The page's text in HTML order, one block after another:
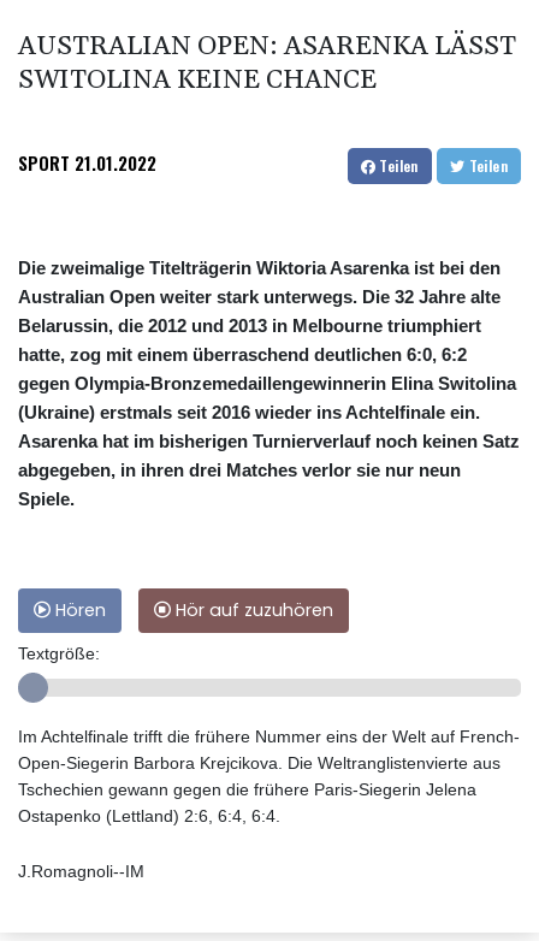
AUSTRALIAN OPEN: ASARENKA LÄSST
SWITOLINA KEINE CHANCE
SPORT 21.01.2022 Teilen Teilen
Die zweimalige Titelträgerin Wiktoria Asarenka ist bei den
Australian Open weiter stark unterwegs. Die 32 Jahre alte
Belarussin, die 2012 und 2013 in Melbourne triumphiert
hatte, zog mit einem überraschend deutlichen 6:0, 6:2
gegen Olympia-Bronzemedaillengewinnerin Elina Switolina
(Ukraine) erstmals seit 2016 wieder ins Achtelfinale ein.
Asarenka hat im bisherigen Turnierverlauf noch keinen Satz
abgegeben, in ihren drei Matches verlor sie nur neun
Spiele.
Hören Hör auf zuzuhören
Textgröße:
Im Achtelfinale trifft die frühere Nummer eins der Welt auf French-
Open-Siegerin Barbora Krejcikova. Die Weltranglistenvierte aus
Tschechien gewann gegen die frühere Paris-Siegerin Jelena
Ostapenko (Lettland) 2:6, 6:4, 6:4.
J.Romagnoli--IM